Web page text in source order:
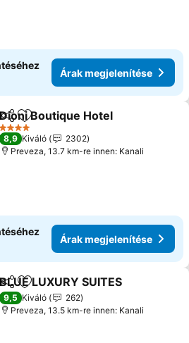
Árak megjelenítése
Megosztás
Hozzáadás a kedvencekhez
Dioni Boutique Hotel
4 Kategória
8,9 Kiváló
2302
Preveza, 13.7 km-re innen: Kanali
Árak megjelenítése
Megosztás
Hozzáadás a kedvencekhez
BLUE LUXURY SUITES
9,5 Kiváló
262
Preveza, 13.5 km-re innen: Kanali